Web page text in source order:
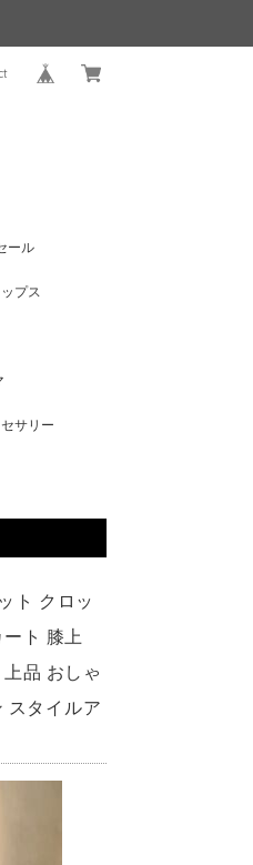
ール
プス
サリー
ト クロッ
ト 膝上
品 おしゃ
スタイルア